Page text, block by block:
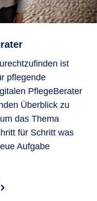
ist
pflegende
PflegeBerater
Überblick zu
das Thema
für Schritt was
Aufgabe